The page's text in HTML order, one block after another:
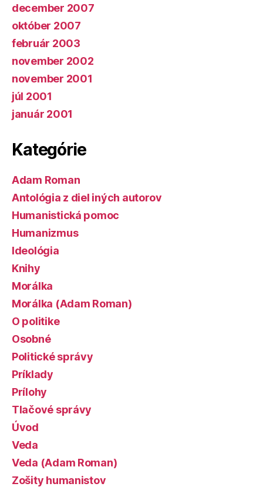
december 2007
október 2007
február 2003
november 2002
november 2001
júl 2001
január 2001
Kategórie
Adam Roman
Antológia z diel iných autorov
Humanistická pomoc
Humanizmus
Ideológia
Knihy
Morálka
Morálka (Adam Roman)
O politike
Osobné
Politické správy
Príklady
Prílohy
Tlačové správy
Úvod
Veda
Veda (Adam Roman)
Zošity humanistov